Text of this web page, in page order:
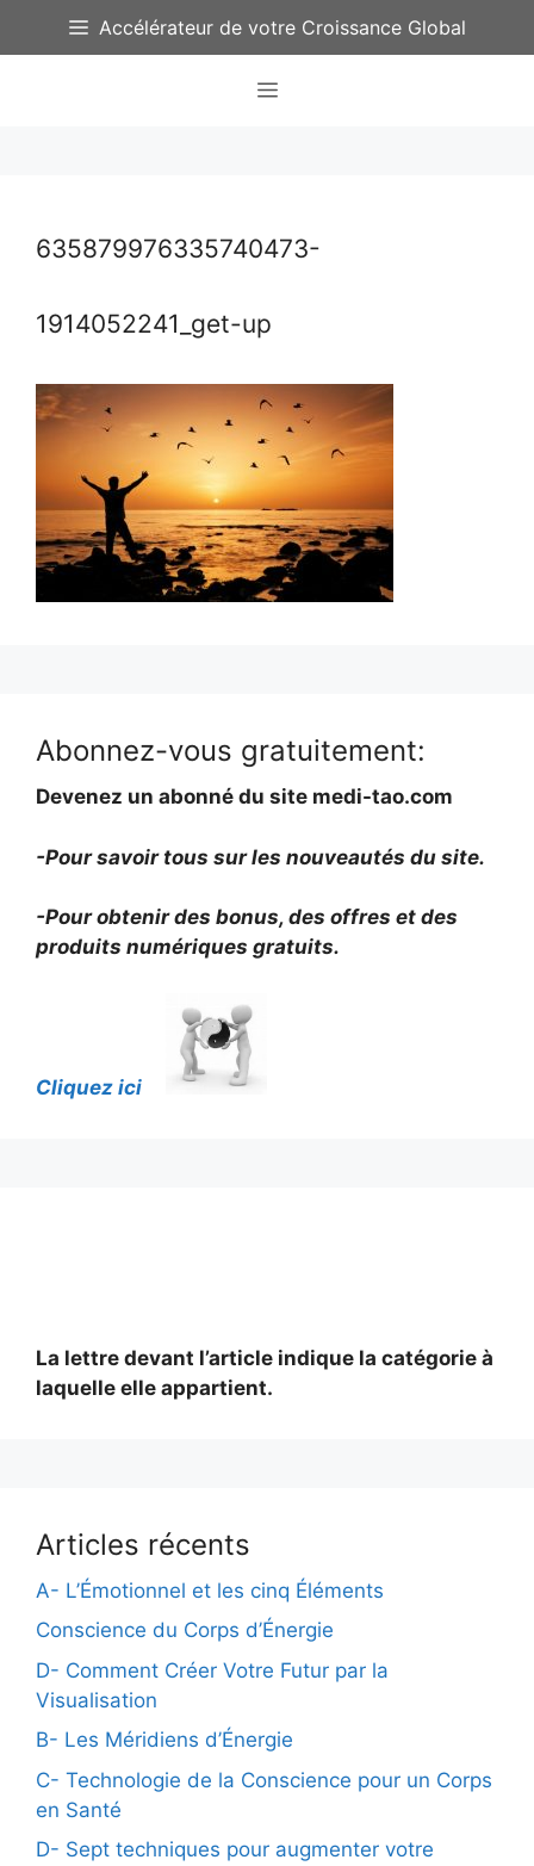
Accélérateur de votre Croissance Global
Menu
635879976335740473-
1914052241_get-up
Abonnez-vous gratuitement:
Devenez un abonné du site medi-tao.com
-Pour savoir tous sur les nouveautés du site.
-Pour obtenir des bonus, des offres et des
produits numériques gratuits.
Cliquez ici
La lettre devant l’article indique la catégorie à
laquelle elle appartient.
Articles récents
A- L’Émotionnel et les cinq Éléments
Conscience du Corps d’Énergie
D- Comment Créer Votre Futur par la
Visualisation
B- Les Méridiens d’Énergie
C- Technologie de la Conscience pour un Corps
en Santé
D- Sept techniques pour augmenter votre